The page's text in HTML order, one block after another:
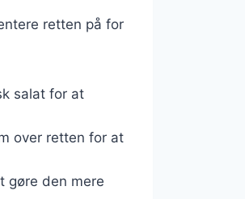
retten på for
salat for at
over retten for at
gøre den mere